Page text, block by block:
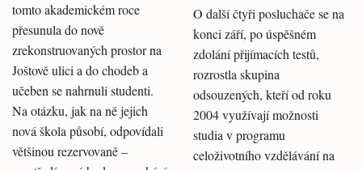
tomto akademickém roce
přesunula do nově
zrekonstruovaných prostor na
Joštově ulici a do chodeb a
učeben se nahrnuli studenti.
Na otázku, jak na ně jejich
nová škola působí, odpovídali
většinou rezervovaně –
O další čtyři posluchače se na
konci září, po úspěšném
zdolání přijímacích testů,
rozrostla skupina
odsouzených, kteří od roku
2004 využívají možnosti
studia v programu
celoživotního vzdělávání na